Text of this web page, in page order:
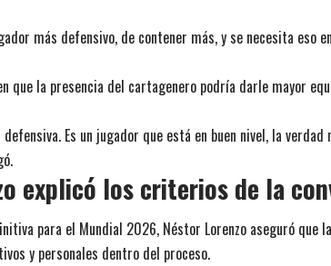
más defensivo, de contener más, y se necesita eso
que la presencia del cartagenero podría darle mayor
Es un jugador que está en buen nivel, la
explicó los criterios de la
para el Mundial 2026, Néstor Lorenzo aseguró que
y personales dentro del proceso.